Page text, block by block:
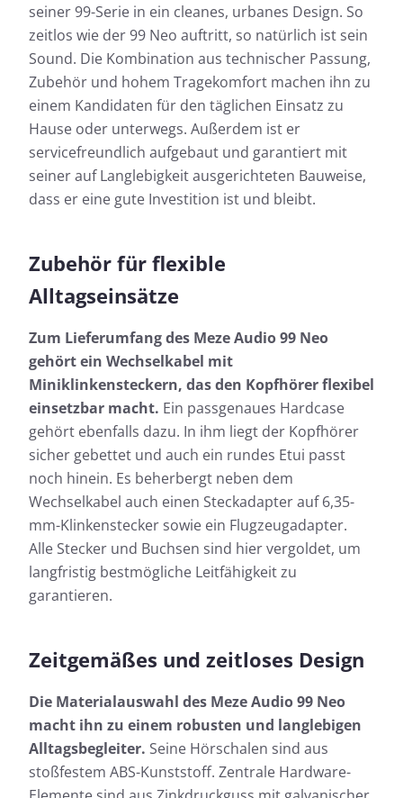
seiner 99-Serie in ein cleanes, urbanes Design. So
zeitlos wie der 99 Neo auftritt, so natürlich ist sein
Sound. Die Kombination aus technischer Passung,
Zubehör und hohem Tragekomfort machen ihn zu
einem Kandidaten für den täglichen Einsatz zu
Hause oder unterwegs. Außerdem ist er
servicefreundlich aufgebaut und garantiert mit
seiner auf Langlebigkeit ausgerichteten Bauweise,
dass er eine gute Investition ist und bleibt.
Zubehör für flexible
Alltagseinsätze
Zum Lieferumfang des Meze Audio 99 Neo
gehört ein Wechselkabel mit
Miniklinkensteckern, das den Kopfhörer flexibel
einsetzbar macht. Ein passgenaues Hardcase
gehört ebenfalls dazu. In ihm liegt der Kopfhörer
sicher gebettet und auch ein rundes Etui passt
noch hinein. Es beherbergt neben dem
Wechselkabel auch einen Steckadapter auf 6,35-
mm-Klinkenstecker sowie ein Flugzeugadapter.
Alle Stecker und Buchsen sind hier vergoldet, um
langfristig bestmögliche Leitfähigkeit zu
garantieren.
Zeitgemäßes und zeitloses Design
Die Materialauswahl des Meze Audio 99 Neo
macht ihn zu einem robusten und langlebigen
Alltagsbegleiter. Seine Hörschalen sind aus
stoßfestem ABS-Kunststoff. Zentrale Hardware-